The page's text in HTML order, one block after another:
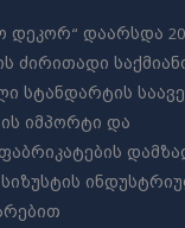
დეკორ“ დაარსდა
ძირითადი
სტანდარტის
იმპორტი და